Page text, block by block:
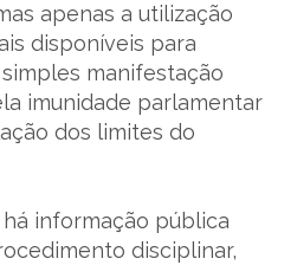
apenas a utilização
disponíveis para
manifestação
imunidade parlamentar
dos limites do
informação pública
disciplinar,